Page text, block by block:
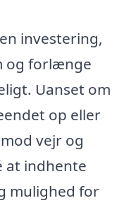
investering,
og forlænge
Uanset om
op eller
vejr og
at indhente
mulighed for